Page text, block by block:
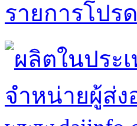
รายการโปรด